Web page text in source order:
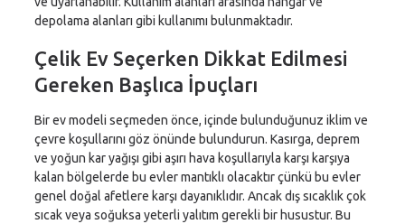
depolama alanları gibi kullanımı bulunmaktadır.
Çelik Ev Seçerken Dikkat Edilmesi
Gereken Başlıca İpuçları
Bir ev modeli seçmeden önce, içinde bulunduğunuz iklim ve
çevre koşullarını göz önünde bulundurun. Kasırga, deprem
ve yoğun kar yağışı gibi aşırı hava koşullarıyla karşı karşıya
kalan bölgelerde bu evler mantıklı olacaktır çünkü bu evler
genel doğal afetlere karşı dayanıklıdır. Ancak dış sıcaklık çok
sıcak veya soğuksa yeterli yalıtım gerekli bir husustur. Bu